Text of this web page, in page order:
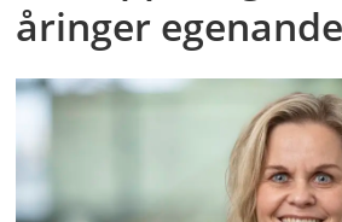
åringer